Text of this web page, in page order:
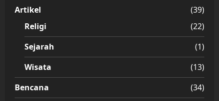
Artikel
(39)
Religi
(22)
Sejarah
(1)
Wisata
(13)
Bencana
(34)